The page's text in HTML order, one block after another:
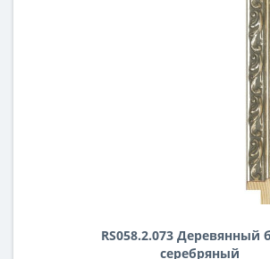
RS058.2.073 Деревянный
серебряный